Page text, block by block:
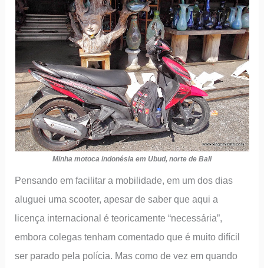
Minha motoca indonésia em Ubud, norte de Bali
Pensando em facilitar a mobilidade, em um dos dias
aluguei uma scooter, apesar de saber que aqui a
licença internacional é teoricamente “necessária”,
embora colegas tenham comentado que é muito difícil
ser parado pela polícia. Mas como de vez em quando